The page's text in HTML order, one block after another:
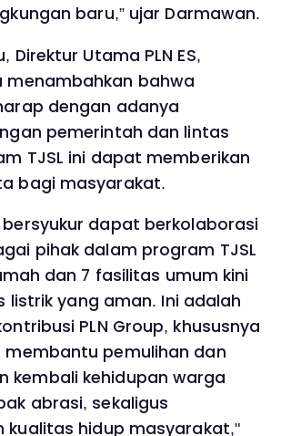
baru,” ujar Darmawan.
Direktur Utama PLN ES,
menambahkan bahwa
dengan adanya
pemerintah dan lintas
TJSL ini dapat memberikan
bagi masyarakat.
bersyukur dapat berkolaborasi
pihak dalam program TJSL
dan 7 fasilitas umum kini
listrik yang aman. Ini adalah
PLN Group, khususnya
membantu pemulihan dan
kembali kehidupan warga
abrasi, sekaligus
kualitas hidup masyarakat,"